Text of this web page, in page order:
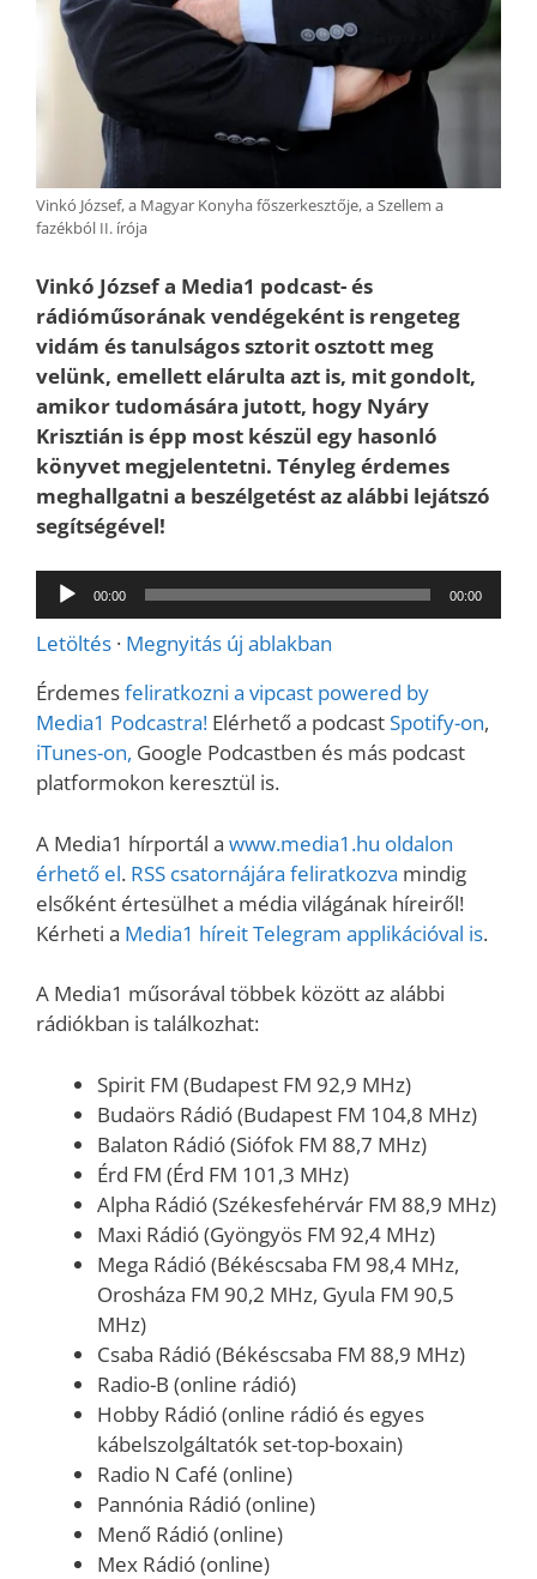
Vinkó József, a Magyar Konyha főszerkesztője, a Szellem a
fazékból II. írója
Vinkó József a Media1 podcast- és
rádióműsorának vendégeként is rengeteg
vidám és tanulságos sztorit osztott meg
velünk, emellett elárulta azt is, mit gondolt,
amikor tudomására jutott, hogy Nyáry
Krisztián is épp most készül egy hasonló
könyvet megjelentetni. Tényleg érdemes
meghallgatni a beszélgetést az alábbi lejátszó
segítségével!
Audió
lejátszó
00:00 00:00
Letöltés · Megnyitás új ablakban
Érdemesfeliratkozni a vipcast powered by
Media1 Podcastra! Elérhető a podcastSpotify-on,
iTunes-on, Google Podcastben és más podcast
platformokon keresztül is.
A Media1 hírportál a www.media1.hu oldalon
érhető el. RSS csatornájára feliratkozva mindig
elsőként értesülhet a média világának híreiről!
Kérheti a Media1 híreit Telegram applikációval is.
A Media1 műsorával többek között az alábbi
rádiókban is találkozhat:
Spirit FM (Budapest FM 92,9 MHz)
Budaörs Rádió (Budapest FM 104,8 MHz)
Balaton Rádió (Siófok FM 88,7 MHz)
Érd FM (Érd FM 101,3 MHz)
Alpha Rádió (Székesfehérvár FM 88,9 MHz)
Maxi Rádió (Gyöngyös FM 92,4 MHz)
Mega Rádió (Békéscsaba FM 98,4 MHz,
Orosháza FM 90,2 MHz, Gyula FM 90,5
MHz)
Csaba Rádió (Békéscsaba FM 88,9 MHz)
Radio-B (online rádió)
Hobby Rádió (online rádió és egyes
kábelszolgáltatók set-top-boxain)
Radio N Café (online)
Pannónia Rádió (online)
Menő Rádió (online)
Mex Rádió (online)